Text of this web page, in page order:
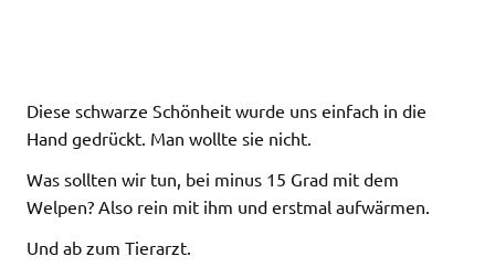
Diese schwarze Schönheit wurde uns einfach in die
Hand gedrückt. Man wollte sie nicht.
Was sollten wir tun, bei minus 15 Grad mit dem
Welpen? Also rein mit ihm und erstmal aufwärmen.
Und ab zum Tierarzt.